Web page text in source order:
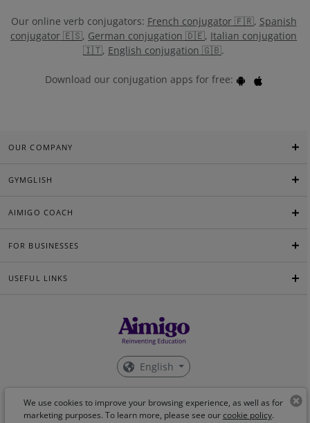
Our online verb conjugators: French conjugator 🇫🇷, Spanish
conjugator 🇪🇸, German conjugation 🇩🇪, Italian conjugation
🇮🇹, English conjugation 🇬🇧.
Download our conjugation apps for free:
We use cookies to improve your browsing experience, as well as for
marketing purposes. To learn more, please see ourcookie policy.
OUR COMPANY
GYMGLISH
AIMIGO COACH
FOR BUSINESSES
USEFUL LINKS
English